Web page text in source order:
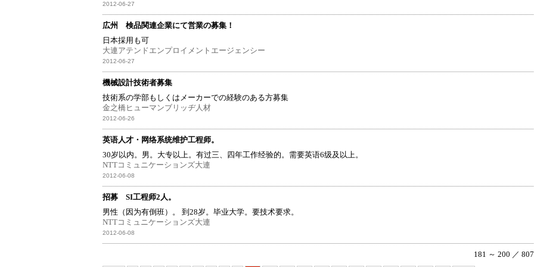
2012-06-27
広州 検品関連企業にて営業の募集！
日本採用も可
大連アテンドエンプロイメントエージェンシー
2012-06-27
機械設計技術者募集
技術系の学部もしくはメーカーでの経験のある方募集
金之橋ヒューマンブリッヂ人材
2012-06-26
英语人才・网络系统维护工程师。
30岁以内。男。大专以上。有过三、四年工作经验的。需要英语6级及以上。
NTTコミュニケーションズ大連
2012-06-08
招募 SI工程师2人。
男性（因为有倒班）。 到28岁。毕业大学。要技术要求。
NTTコミュニケーションズ大連
2012-06-08
181 ～ 200 ／